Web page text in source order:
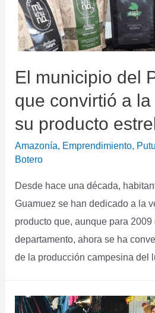
El municipio del
que convirtió a
su producto
Amazonía, Emprendimiento,
Botero
Desde hace una década,
Guamuez se han dedicado a la
producto que, aunque para 2009
departamento, ahora se ha
de la producción campesina del